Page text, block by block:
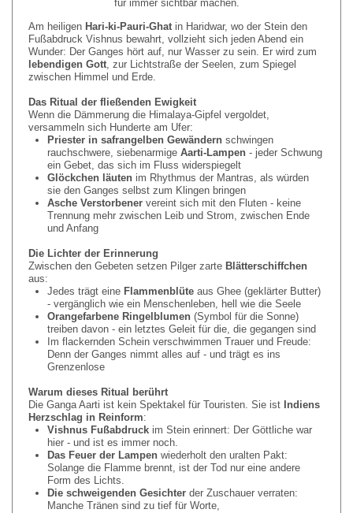
für immer sichtbar machen.
Am heiligen Hari-ki-Pauri-Ghatin Haridwar, wo der Stein den
Fußabdruck Vishnus bewahrt, vollzieht sich jeden Abend ein
Wunder: Der Ganges hört auf, nur Wasser zu sein. Er wird zum
lebendigen Gott, zur Lichtstraße der Seelen, zum Spiegel
zwischen Himmel und Erde.
Das Ritual der fließenden Ewigkeit
Wenn die Dämmerung die Himalaya-Gipfel vergoldet,
versammeln sich Hunderte am Ufer:
Priester in safrangelben Gewändern schwingen
rauchschwere, siebenarmige Aarti-Lampen - jeder Schwung
ein Gebet, das sich im Fluss widerspiegelt
Gl öckchen l äuten im Rhythmus der Mantras, als würden
sie den Ganges selbst zum Klingen bringen
Asche Verstorbener vereint sich mit den Fluten - keine
Trennung mehr zwischen Leib und Strom, zwischen Ende
und Anfang
Die Lichter der Erinnerung
Zwischen den Gebeten setzen Pilger zarte Bl ätterschiffchen
aus:
Jedes trägt eine Flammenbl üte aus Ghee (geklärter Butter)
- vergänglich wie ein Menschenleben, hell wie die Seele
Orangefarbene Ringelblumen (Symbol für die Sonne)
treiben davon - ein letztes Geleit für die, die gegangen sind
Im flackernden Schein verschwimmen Trauer und Freude:
Denn der Ganges nimmt alles auf - und trägt es ins
Grenzenlose
Warum dieses Ritual berührt
Die Ganga Aarti ist kein Spektakel für Touristen. Sie ist Indiens
Herzschlag in Reinform:
Vishnus Fußabdruck im Stein erinnert: Der Göttliche war
hier - und ist es immer noch.
Das Feuer der Lampen wiederholt den uralten Pakt:
Solange die Flamme brennt, ist der Tod nur eine andere
Form des Lichts.
Die schweigenden Gesichter der Zuschauer verraten:
Manche Tränen sind zu tief für Worte,